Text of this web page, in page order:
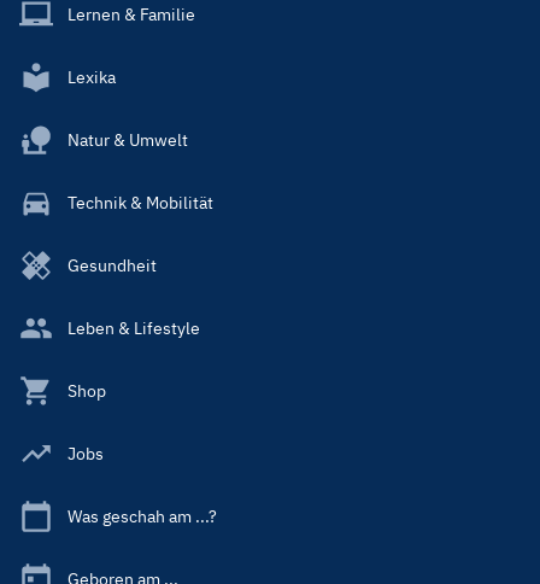
Lernen & Familie
Lexika
Natur & Umwelt
Technik & Mobilität
Gesundheit
Leben & Lifestyle
Shop
Jobs
Was geschah am ...?
Geboren am ...